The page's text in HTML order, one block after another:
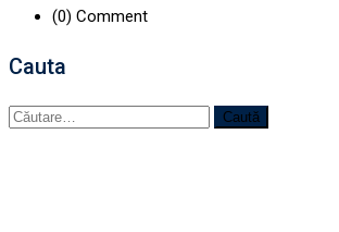
(0) Comment
Cauta
Caută